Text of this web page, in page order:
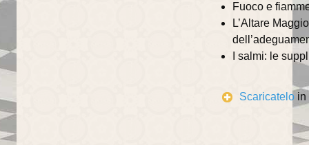
Fuoco e
L’Altare
I salmi: le
Scaricatelo in